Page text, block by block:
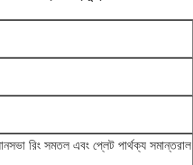
রিং সমতল এবং প্লেট পার্থক্য সমান্তরাল